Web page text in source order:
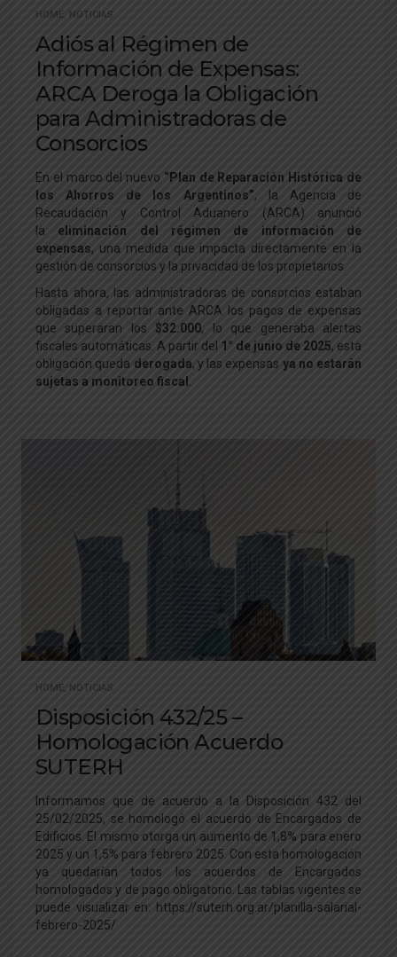
HOME NOTICIAS
Adiós al Régimen de
Información de Expensas:
ARCA Deroga la Obligación
para Administradoras de
Consorcios
En el marco del nuevo “Plan de Reparación Histórica de
los Ahorros de los Argentinos”, la Agencia de
Recaudación y Control Aduanero (ARCA) anunció
la eliminación del régimen de información de
expensas, una medida que impacta directamente en la
gestión de consorcios y la privacidad de los propietarios.
Hasta ahora, las administradoras de consorcios estaban
obligadas a reportar ante ARCA los pagos de expensas
que superaran los$32.000, lo que generaba alertas
fiscales automáticas. A partir del 1° de junio de 2025, esta
obligación queda derogada, y las expensas ya no estarán
sujetas a monitoreo fiscal .
HOME, NOTICIAS
Disposición 432/25 –
Homologación Acuerdo
SUTERH
Informamos que de acuerdo a la Disposición 432 del
25/02/2025, se homologó el acuerdo de Encargados de
Edificios. El mismo otorga un aumento de 1,8% para enero
2025 y un 1,5% para febrero 2025. Con esta homologación
ya quedarían todos los acuerdos de Encargados
homologados y de pago obligatorio. Las tablas vigentes se
puede visualizar en: https://suterh.org.ar/planilla-salarial-
febrero-2025/